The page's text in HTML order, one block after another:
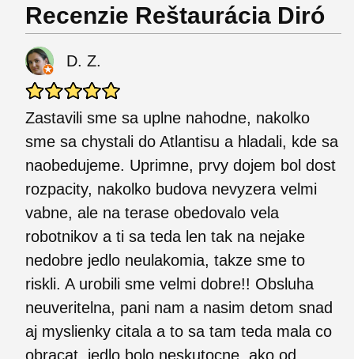
Recenzie Reštaurácia Diró
D. Z.
Zastavili sme sa uplne nahodne, nakolko
sme sa chystali do Atlantisu a hladali, kde sa
naobedujeme. Uprimne, prvy dojem bol dost
rozpacity, nakolko budova nevyzera velmi
vabne, ale na terase obedovalo vela
robotnikov a ti sa teda len tak na nejake
nedobre jedlo neulakomia, takze sme to
riskli. A urobili sme velmi dobre!! Obsluha
neuveritelna, pani nam a nasim detom snad
aj myslienky citala a to sa tam teda mala co
obracat, jedlo bolo neskutocne, ako od